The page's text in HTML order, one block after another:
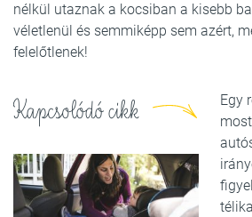
nélkül utaznak a kocsiban a kisebb
véletlenül és semmiképp sem azért,
felelőtlenek!
Kapcsolódó cikk
Egy